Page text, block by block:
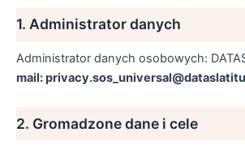
1. Administrator danych
Administrator danych osobowych:
mail:
2. Gromadzone dane i cele